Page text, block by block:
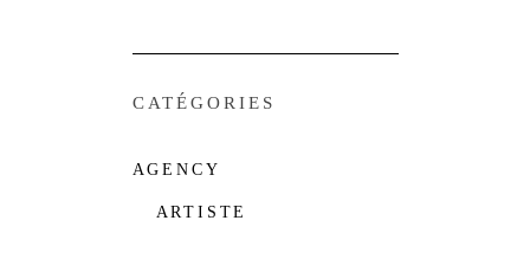
CATÉGORIES
AGENCY
ARTISTE